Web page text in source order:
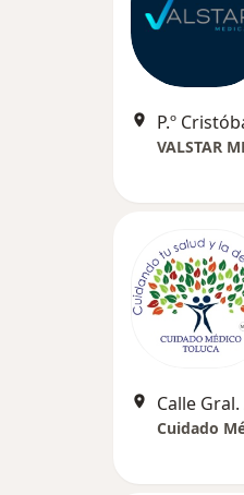
VALSTAR
Cuidado